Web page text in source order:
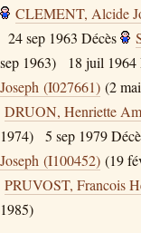
CLEMENT, Alcide
24 sep 1963 Décès
sep 1963)
18 juil 1964
Joseph (I027661) (2
DRUON, Henriette
1974)
5 sep 1979
Joseph (I100452) (19
PRUVOST, Francois
1985)